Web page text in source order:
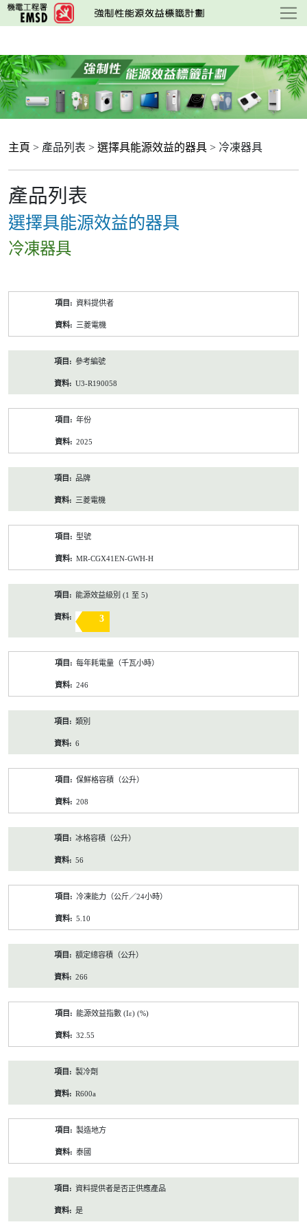
跳
至
要
內
容
主頁 > 產品列表 > 選擇具能源效益的器具 > 冷凍器具
產品列表
選擇具能源效益的器具
冷凍器具
資料提供者
三菱電機
參考編號
U3-R190058
年份
2025
品牌
三菱電機
型號
MR-CGX41EN-GWH-H
能源效益級別 (1 至 5)
3
每年耗電量（千瓦小時）
246
類別
6
保鮮格容積（公升）
208
冰格容積（公升）
56
冷凍能力（公斤／24小時）
5.10
額定總容積（公升）
266
能源效益指數 (Iε) (%)
32.55
製冷劑
R600a
製造地方
泰國
資料提供者是否正供應產品
是